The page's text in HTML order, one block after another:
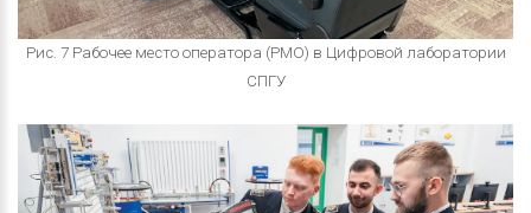
Рис. 7 Рабочее место оператора (РМО) в Цифровой лаборатории
СПГУ